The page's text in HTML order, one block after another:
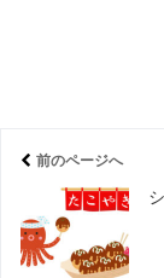
前のページへ